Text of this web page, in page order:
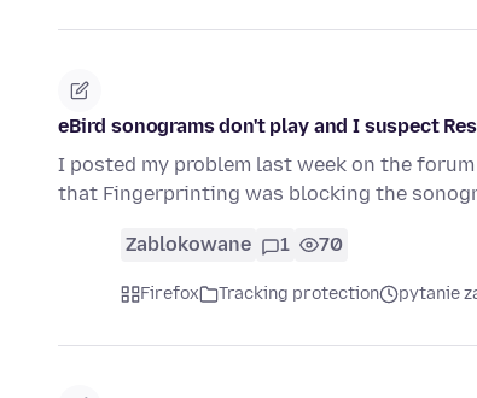
eBird sonograms don't play and I suspect
I posted my problem last week on the
that Fingerprinting was blocking the
Zablokowane 1 70
Firefox Tracking protection pytanie